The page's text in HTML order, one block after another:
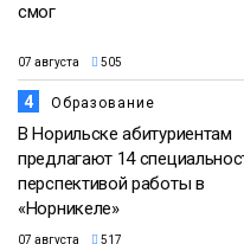
смог
07 августа 505
4 Образование
В Норильске абитуриентам
предлагают 14
перспективой работы в
«Норникеле»
07 августа 517